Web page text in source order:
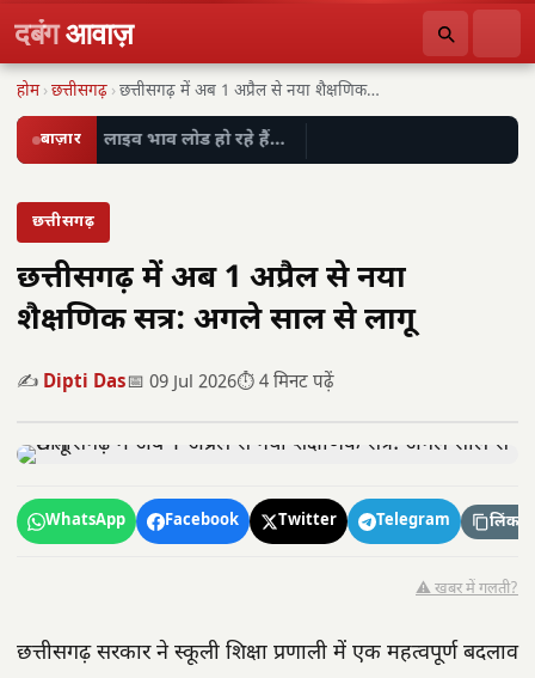
दबंगआवाज़
होम ›छत्तीसगढ़ ›छत्तीसगढ़ में अब 1 अप्रैल से नया शैक्षणिक…
बाज़ार लाइव भाव लोड हो रहे हैं…
छत्तीसगढ़
छत्तीसगढ़ में अब 1 अप्रैल से नया
शैक्षणिक सत्र: अगले साल से लागू
✍️ Dipti Das📅 09 Jul 2026⏱️ 4 मिनट पढ़ें
WhatsApp Facebook Twitter Telegram लिंक
⚠️ खबर में गलती?
छत्तीसगढ़ सरकार ने स्कूली शिक्षा प्रणाली में एक महत्वपूर्ण बदलाव